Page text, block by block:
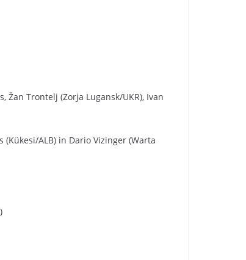
Žan Trontelj (Zorja Lugansk/UKR), Ivan
(Kükesi/ALB) in Dario Vizinger (Warta